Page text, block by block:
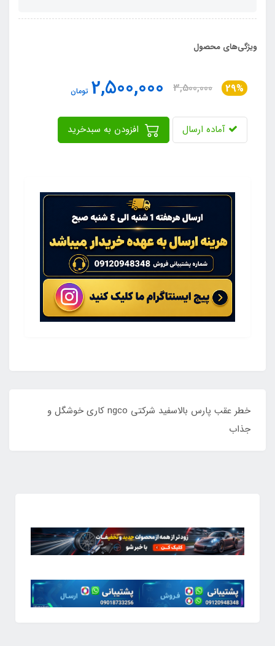
ویژگی‌های محصول
29%
3,500,000
2,500,000 تومان
آماده ارسال
خطر عقب پارس بالاسفید شرکتی ngco کاری خوشگل و
جذاب